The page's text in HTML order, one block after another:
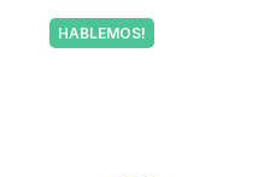
HABLEMOS!